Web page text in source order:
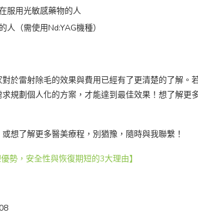
服用光敏感藥物的人
人（需使用Nd:YAG機種）
於雷射除毛的效果與費用已經有了更清楚的了解。
規劃個人化的方案，才能達到最佳效果！想了解更
想了解更多醫美療程，別猶豫，隨時與我聯繫！
勢，安全性與恢復期短的3大理由】